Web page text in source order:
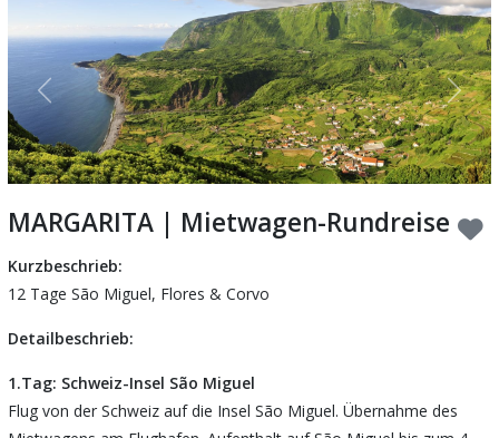
Previous Next
MARGARITA | Mietwagen-Rundreise
Kurzbeschrieb:
12 Tage São Miguel, Flores & Corvo
Detailbeschrieb:
1.Tag: Schweiz-Insel São Miguel
Flug von der Schweiz auf die Insel São Miguel. Übernahme des